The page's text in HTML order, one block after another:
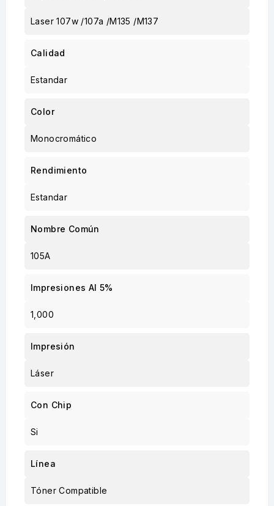
Laser 107w /107a /M135 /M137
Calidad
Estandar
Color
Monocromático
Rendimiento
Estandar
Nombre Común
105A
Impresiones Al 5%
1,000
Impresión
Láser
Con Chip
Si
Línea
Tóner Compatible